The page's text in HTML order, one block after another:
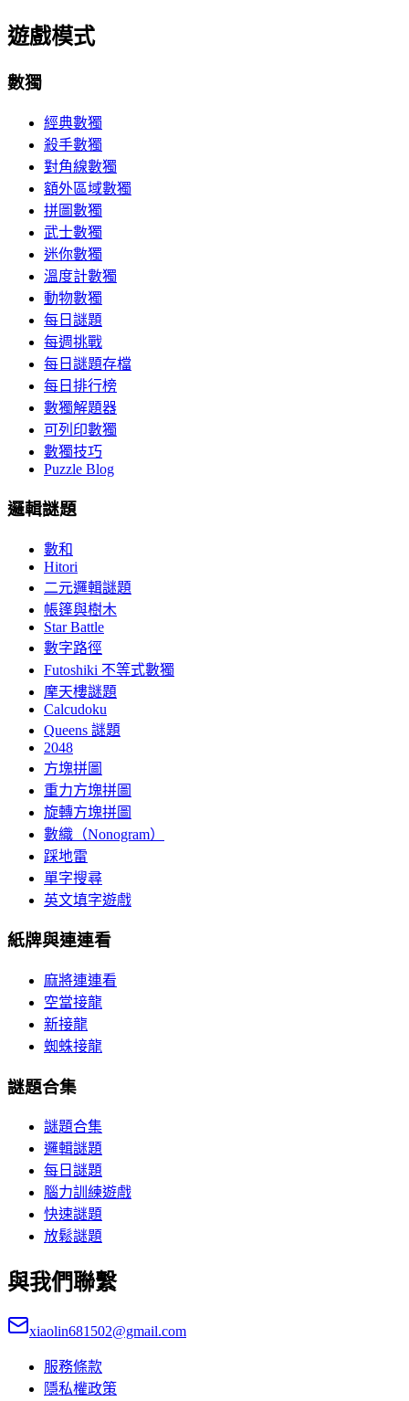
遊戲模式
數獨
經典數獨
殺手數獨
對角線數獨
額外區域數獨
拼圖數獨
武士數獨
迷你數獨
溫度計數獨
動物數獨
每日謎題
每週挑戰
每日謎題存檔
每日排行榜
數獨解題器
可列印數獨
數獨技巧
Puzzle Blog
邏輯謎題
數和
Hitori
二元邏輯謎題
帳篷與樹木
Star Battle
數字路徑
Futoshiki 不等式數獨
摩天樓謎題
Calcudoku
Queens 謎題
2048
方塊拼圖
重力方塊拼圖
旋轉方塊拼圖
數織（Nonogram）
踩地雷
單字搜尋
英文填字遊戲
紙牌與連連看
麻將連連看
空當接龍
新接龍
蜘蛛接龍
謎題合集
謎題合集
邏輯謎題
每日謎題
腦力訓練遊戲
快速謎題
放鬆謎題
與我們聯繫
xiaolin681502@gmail.com
服務條款
隱私權政策